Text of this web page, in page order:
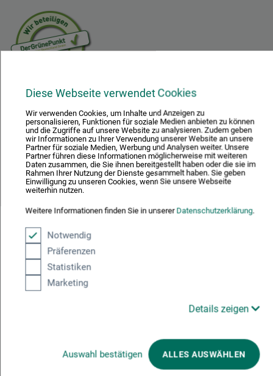
Diese Webseite verwendet Cookies
Wir verwenden Cookies, um Inhalte und Anzeigen zu
personalisieren, Funktionen für soziale Medien anbieten zu können
und die Zugriffe auf unsere Website zu analysieren. Zudem geben
wir Informationen zu Ihrer Verwendung unserer Website an unsere
Partner für soziale Medien, Werbung und Analysen weiter. Unsere
Partner führen diese Informationen möglicherweise mit weiteren
Daten zusammen, die Sie ihnen bereitgestellt haben oder die sie im
Rahmen Ihrer Nutzung der Dienste gesammelt haben. Sie geben
Einwilligung zu unseren Cookies, wenn Sie unsere Webseite
weiterhin nutzen.
Weitere Informationen finden Sie in unserer Datenschutzerklärung.
Notwendig
Präferenzen
Statistiken
Marketing
Details zeigen
Auswahl bestätigen ALLES AUSWÄHLEN
Mit diesem Logo möchten wir zeigen, dass wir Kunde bei Der Grüne Punkt –
für Deutschland am dualen System Der Grüne Punkt beteiligen.
Weitere Informationen zu unserer Teilnahme können Sie diesemZertifikat
entnehmen.
Zahlungsarten im Onlineshop
Das sagen unsere Kunden
Wir nutzen Trusted Shops als unabhängigen Dienstleister für die Einholung
von Bewertungen. Trusted Shops hat Maßnahmen getroffen, um